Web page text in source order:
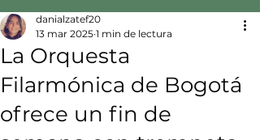
La Orquesta
Filarmónica de Bogotá
ofrece un fin de
danialzatef20
13 mar 2025 1 min de lectura